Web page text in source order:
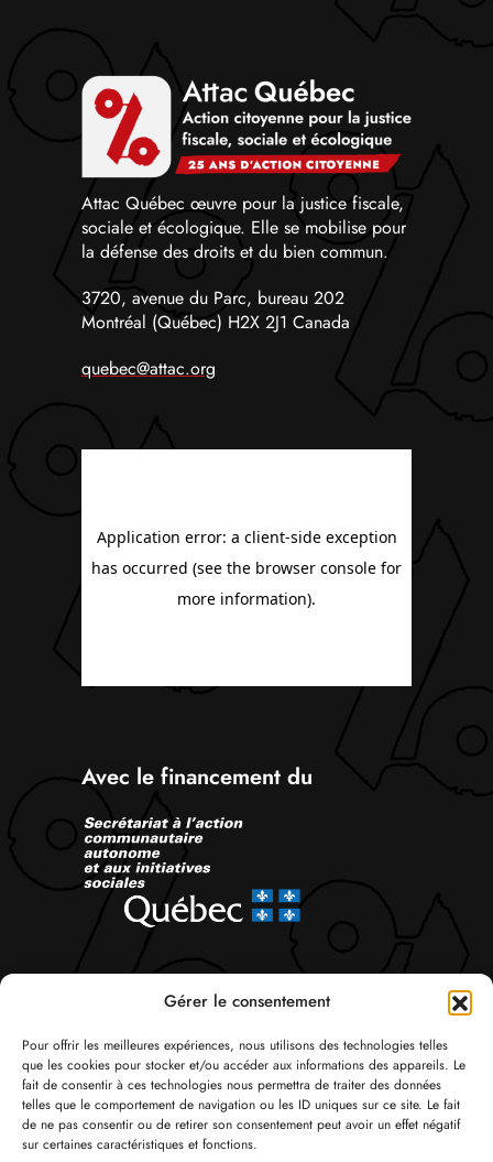
Gérer le consentement
Pour offrir les meilleures expériences, nous utilisons des technologies telles
que les cookies pour stocker et/ou accéder aux informations des appareils. Le
fait de consentir à ces technologies nous permettra de traiter des données
telles que le comportement de navigation ou les ID uniques sur ce site. Le fait
de ne pas consentir ou de retirer son consentement peut avoir un effet négatif
sur certaines caractéristiques et fonctions.
Attac Québec œuvre pour la justice fiscale,
sociale et écologique. Elle se mobilise pour
la défense des droits et du bien commun.
3720, avenue du Parc, bureau 202
Montréal (Québec) H2X 2J1 Canada
quebec@attac.org
Avec le financement du
Suivez-nous